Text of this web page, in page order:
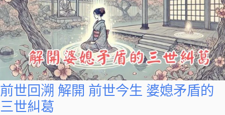
前世回溯 解開 前世今生 婆媳矛盾的
三世糾葛